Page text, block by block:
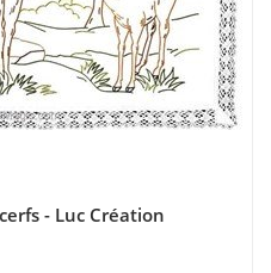
- Luc Création